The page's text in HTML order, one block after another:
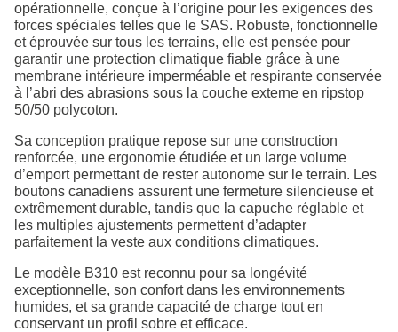
opérationnelle, conçue à l’origine pour les exigences des
forces spéciales telles que le SAS. Robuste, fonctionnelle
et éprouvée sur tous les terrains, elle est pensée pour
garantir une protection climatique fiable grâce à une
membrane intérieure imperméable et respirante conservée
à l’abri des abrasions sous la couche externe en ripstop
50/50 polycoton.
Sa conception pratique repose sur une construction
renforcée, une ergonomie étudiée et un large volume
d’emport permettant de rester autonome sur le terrain. Les
boutons canadiens assurent une fermeture silencieuse et
extrêmement durable, tandis que la capuche réglable et
les multiples ajustements permettent d’adapter
parfaitement la veste aux conditions climatiques.
Le modèle B310 est reconnu pour sa longévité
exceptionnelle, son confort dans les environnements
humides, et sa grande capacité de charge tout en
conservant un profil sobre et efficace.